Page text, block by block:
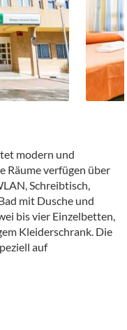
modern und
Räume verfügen über
Schreibtisch,
mit Dusche und
bis vier Einzelbetten,
Kleiderschrank. Die
auf